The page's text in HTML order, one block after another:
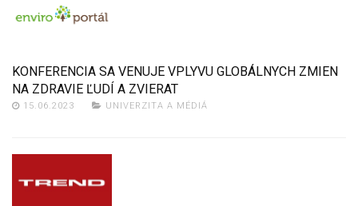
KONFERENCIA SA VENUJE VPLYVU GLOBÁLNYCH ZMIEN
NA ZDRAVIE ĽUDÍ A ZVIERAT
15.06.2023 UNIVERZITA A MÉDIÁ